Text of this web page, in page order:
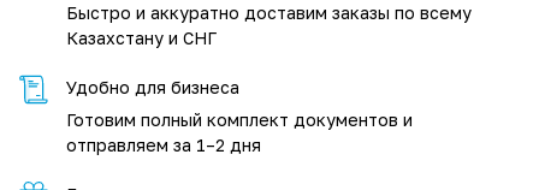
Быстро и аккуратно доставим заказы по всему
Казахстану и СНГ
Удобно для бизнеса
Готовим полный комплект документов и
отправляем за 1–2 дня